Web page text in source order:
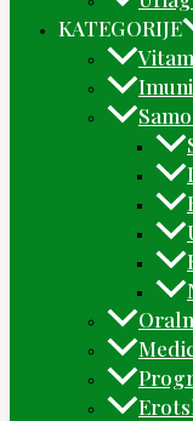
KATEGORIJE